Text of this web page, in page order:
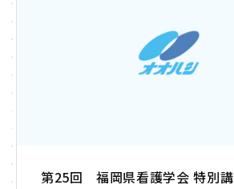
第25回 福岡県看護学会 特別